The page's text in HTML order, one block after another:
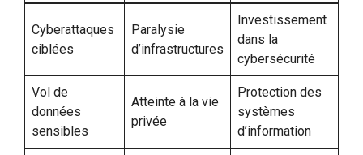
Cyberattaques
ciblées
Paralysie
d’infrastructures
Investissement
dans la
cybersécurité
Vol de
données
sensibles
Atteinte à la vie
privée
Protection des
systèmes
d’information